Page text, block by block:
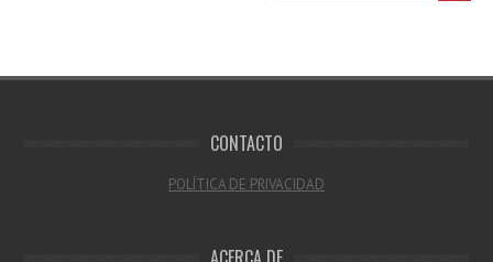
CONTACTO
POLÍTICA DE PRIVACIDAD